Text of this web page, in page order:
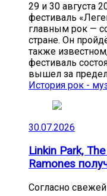
29 и 30 августа
фестиваль
главным рок —
стране. Он
также
фестиваль
вышел за
История рок -
30.07.2026
Linkin Park,
Ramones
Согласно